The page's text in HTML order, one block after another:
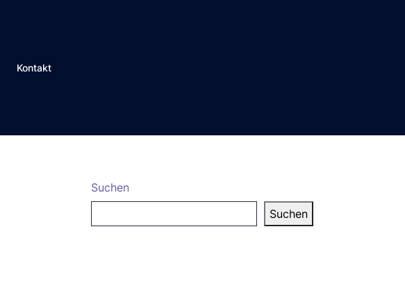
Kontakt
Suchen
Suchen